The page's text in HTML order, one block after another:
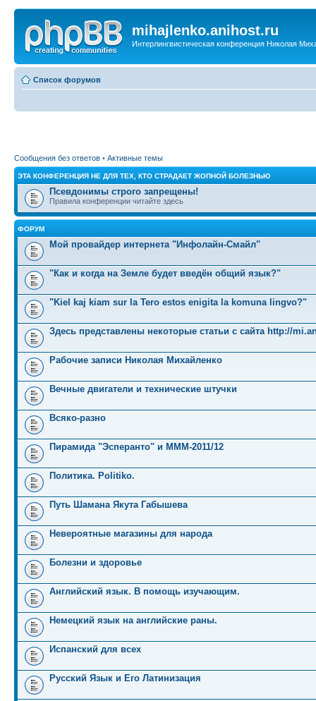
mihajlenko.anihost.ru
Интерлингвистическая конференция Николая
Список форумов
Сообщения без ответов • Активные темы
ЭТА КОНФЕРЕНЦИЯ НЕ ДЛЯ ТЕХ, КТО СТРАДАЕТ ЖОПНОЙ БОЛЕЗНЬЮ
Псевдонимы строго запрещены!
Правила конференции читайте здесь
ФОРУМ
Мой провайдер интернета "Инфолайн-Смайл"
"Как и когда на Земле будет введён общий язык?"
"Kiel kaj kiam sur la Tero estos enigita la komuna lingvo?"
Здесь представлены некоторые статьи с сайта http://
Рабочие записи Николая Михайленко
Вечные двигатели и технические штучки
Всяко-разно
Пирамида "Эсперанто" и MMM-2011/12
Политика. Politiko.
Путь Шамана Якута Габышева
Невероятные магазины для народа
Болезни и здоровье
Английский язык. В помощь изучающим.
Немецкий язык на английские раны.
Испанский для всех
Русский Язык и Его Латинизация